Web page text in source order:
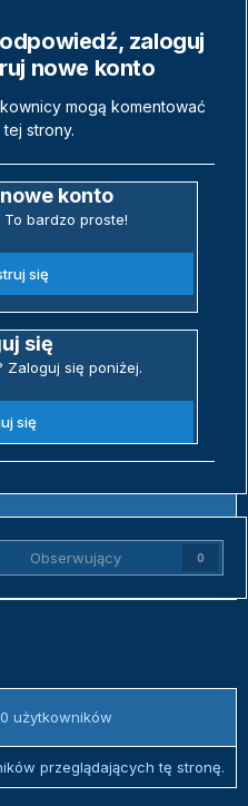
zaloguj
nowe konto
mogą komentować
strony.
konto
To bardzo proste!
się
się
Zaloguj się poniżej.
się
Obserwujący 0
0 użytkowników
przeglądających tę stronę.